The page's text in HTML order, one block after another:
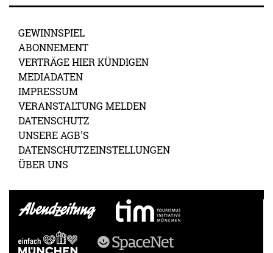
GEWINNSPIEL
ABONNEMENT
VERTRÄGE HIER KÜNDIGEN
MEDIADATEN
IMPRESSUM
VERANSTALTUNG MELDEN
DATENSCHUTZ
UNSERE AGB'S
DATENSCHUTZEINSTELLUNGEN
ÜBER UNS